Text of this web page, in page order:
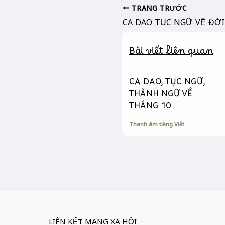
b
o
k
e
n
e
r
L
i
TRANG TRƯỚC
CA DAO TỤC NGỮ VỀ ĐỜI
Bài viết liên quan
CA DAO, TỤC NGỮ,
THÀNH NGỮ VỀ
THÁNG 10
Thanh âm tiếng Việt
LIÊN KẾT MẠNG XÃ HỘI